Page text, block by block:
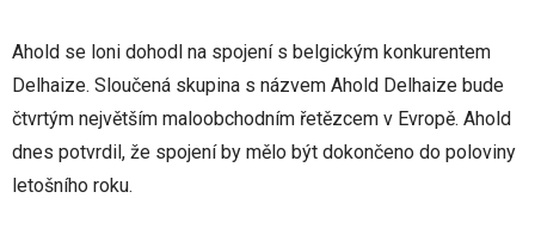
Ahold se loni dohodl na spojení s belgickým konkurentem
Delhaize. Sloučená skupina s názvem Ahold Delhaize bude
čtvrtým největším maloobchodním řetězcem v Evropě. Ahold
dnes potvrdil, že spojení by mělo být dokončeno do poloviny
letošního roku.